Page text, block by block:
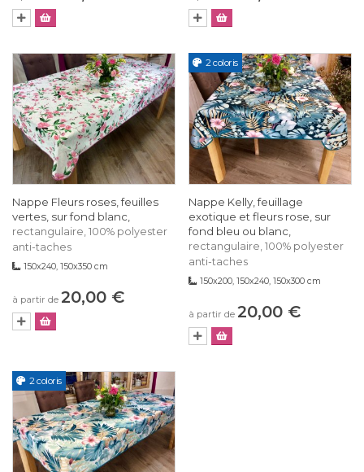
Nappe Fleurs roses, feuilles
vertes, sur fond blanc,
rectangulaire, 100% polyester
anti-taches
150x240, 150x350 cm
à partir de 20,00 €
2 coloris
Nappe Kelly, feuillage
exotique et fleurs rose, sur
fond bleu ou blanc,
rectangulaire, 100% polyester
anti-taches
150x200, 150x240, 150x300 cm
à partir de 20,00 €
2 coloris